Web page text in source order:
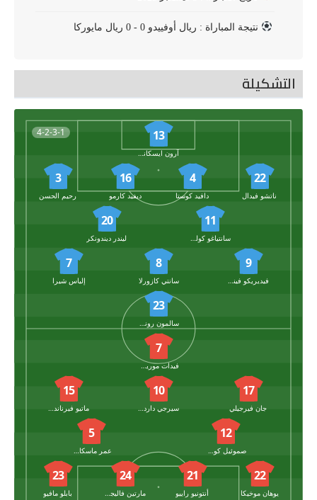
نتيجة المباراة : ريال أوفييدو 0 - 0 ريال مايوركا
التشكيلة
4-2-3-1 13
آرون ايسكانديل
22
ناتشو فيدال
4
دافيد كوستا
16
ديفيد كارمو
3
رحيم الحسن
11
20
ليندر ديندونكر
9
8
سانتي كازورلا
7
إلياس شيرا
23
7
فيدات موريكي
17
جان فيرجيلي
10
15
12
5
22
يوهان موخيكا
21
أنتونيو راييو
24
23
بابلو مافيو